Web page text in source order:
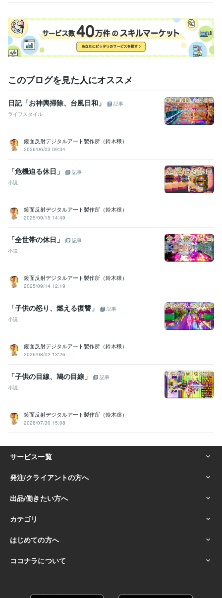
このブログを見た人にオススメ
日記「お神輿掃除、台風日和」
記事
ライフスタイル
鏡面反射デジタルアート製作所（鈴木穣）
2026/06/03 09:34
「危機迫る休日」
記事
小説
鏡面反射デジタルアート製作所（鈴木穣）
2025/09/15 14:49
「全世帯の休日」
記事
小説
鏡面反射デジタルアート製作所（鈴木穣）
2025/09/14 12:19
「子供の怒り、燃える復讐」
記事
小説
鏡面反射デジタルアート製作所（鈴木穣）
2026/08/02 13:26
「子供の目線、鳩の目線」
記事
小説
鏡面反射デジタルアート製作所（鈴木穣）
2026/07/30 15:08